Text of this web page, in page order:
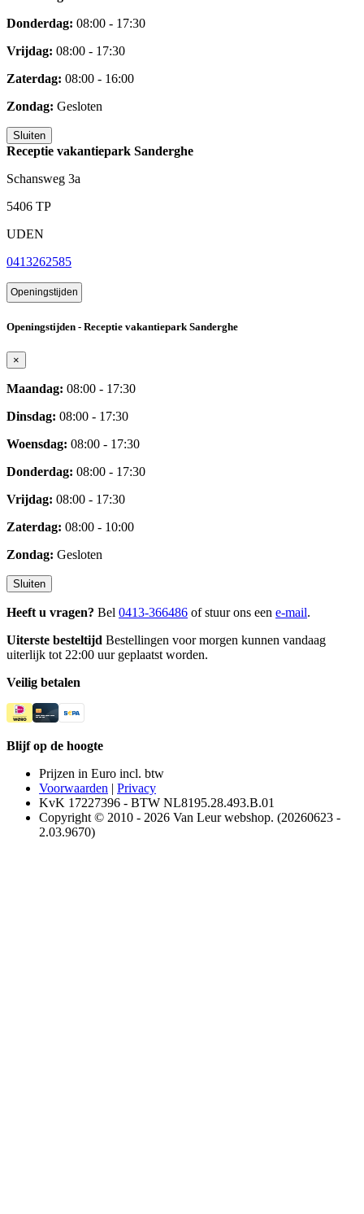
Donderdag: 08:00 - 17:30
Vrijdag: 08:00 - 17:30
Zaterdag: 08:00 - 16:00
Zondag: Gesloten
Sluiten
Receptie vakantiepark Sanderghe
Schansweg 3a
5406 TP
UDEN
0413262585
Openingstijden
Openingstijden - Receptie vakantiepark Sanderghe
×
Maandag: 08:00 - 17:30
Dinsdag: 08:00 - 17:30
Woensdag: 08:00 - 17:30
Donderdag: 08:00 - 17:30
Vrijdag: 08:00 - 17:30
Zaterdag: 08:00 - 10:00
Zondag: Gesloten
Sluiten
Heeft u vragen? Bel 0413-366486 of stuur ons een e-mail.
Uiterste besteltijd Bestellingen voor morgen kunnen vandaag
uiterlijk tot 22:00 uur geplaatst worden.
Veilig betalen
Blijf op de hoogte
Prijzen in Euro incl. btw
Voorwaarden | Privacy
KvK 17227396 - BTW NL8195.28.493.B.01
Copyright © 2010 - 2026 Van Leur webshop. (20260623 -
2.03.9670)